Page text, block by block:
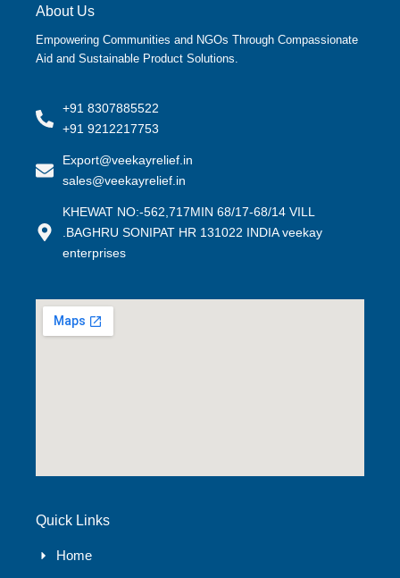
o
k
r
About Us
Empowering Communities and NGOs Through Compassionate
Aid and Sustainable Product Solutions.
+91 8307885522
+91 9212217753
Export@veekayrelief.in
sales@veekayrelief.in
KHEWAT NO:-562,717MIN 68/17-68/14 VILL
.BAGHRU SONIPAT HR 131022 INDIA veekay
enterprises
Quick Links
Home